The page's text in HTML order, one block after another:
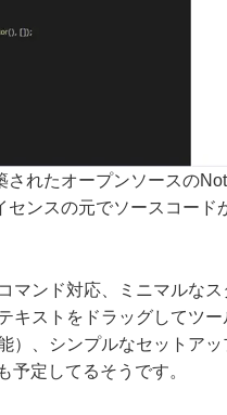
れたオープンソースの
ンスの元でソースコード
マンド対応、ミニマルなス
キストをドラッグしてツー
）、シンプルなセットアッ
予定してるそうです。